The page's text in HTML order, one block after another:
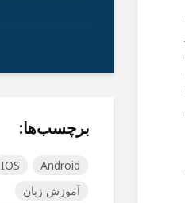
برچسب‌ها:
Android
IOS
آموزش زبان